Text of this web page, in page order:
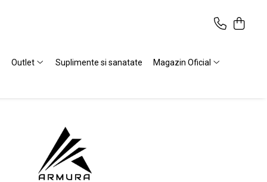
Outlet Suplimente si sanatate Magazin Oficial